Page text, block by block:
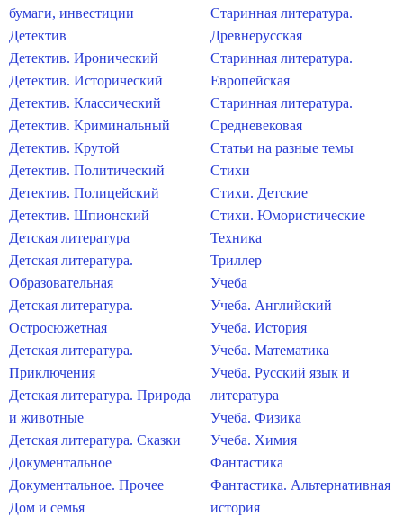
бумаги, инвестиции
Детектив
Детектив. Иронический
Детектив. Исторический
Детектив. Классический
Детектив. Криминальный
Детектив. Крутой
Детектив. Политический
Детектив. Полицейский
Детектив. Шпионский
Детская литература
Детская литература.
Образовательная
Детская литература.
Остросюжетная
Детская литература.
Приключения
Детская литература. Природа
и животные
Детская литература. Сказки
Документальное
Документальное. Прочее
Дом и семья
Старинная литература.
Древнерусская
Старинная литература.
Европейская
Старинная литература.
Средневековая
Статьи на разные темы
Стихи
Стихи. Детские
Стихи. Юмористические
Техника
Триллер
Учеба
Учеба. Английский
Учеба. История
Учеба. Математика
Учеба. Русский язык и
литература
Учеба. Физика
Учеба. Химия
Фантастика
Фантастика. Альтернативная
история